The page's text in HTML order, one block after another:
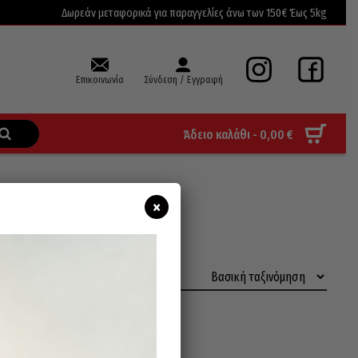
Δωρεάν μεταφορικά για παραγγελίες άνω των 150€ Έως 5kg
Επικοινωνία Σύνδεση / Εγγραφή
Άδειο καλάθι - 0,00 €
×